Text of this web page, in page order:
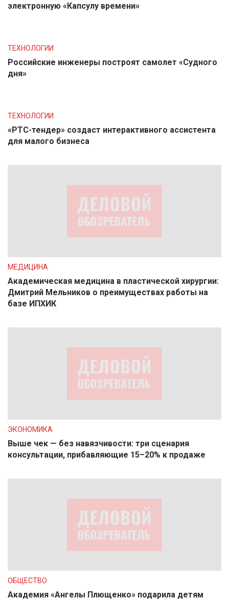
электронную «Капсулу времени»
ТЕХНОЛОГИИ
Российские инженеры построят самолет «Судного
дня»
ТЕХНОЛОГИИ
«РТС-тендер» создаст интерактивного ассистента
для малого бизнеса
МЕДИЦИНА
Академическая медицина в пластической хирургии:
Дмитрий Мельников о преимуществах работы на
базе ИПХИК
ЭКОНОМИКА
Выше чек — без навязчивости: три сценария
консультации, прибавляющие 15–20% к продаже
ОБЩЕСТВО
Академия «Ангелы Плющенко» подарила детям